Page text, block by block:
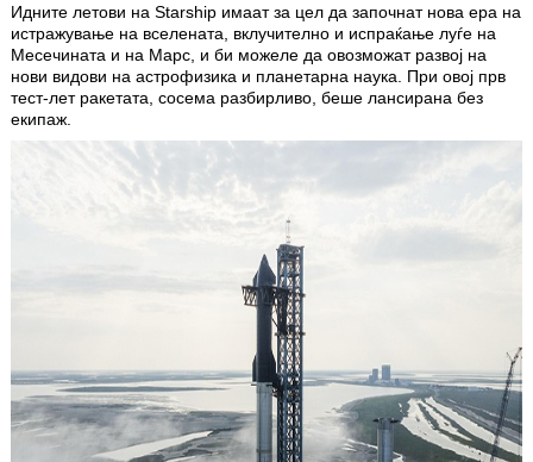
Идните летови на Starship имаат за цел да започнат нова ера на
истражување на вселената, вклучително и испраќање луѓе на
Месечината и на Марс, и би можеле да овозможат развој на
нови видови на астрофизика и планетарна наука. При овој прв
тест-лет ракетата, сосема разбирливо, беше лансирана без
екипаж.